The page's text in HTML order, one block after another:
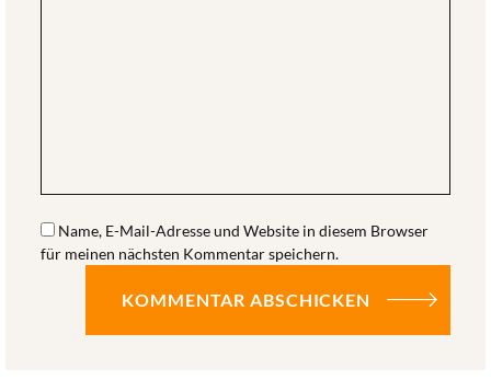
Name, E-Mail-Adresse und Website in diesem Browser
für meinen nächsten Kommentar speichern.